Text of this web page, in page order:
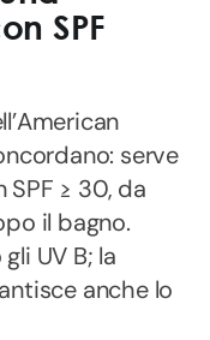
SPF
serve
≥ 30, da
il bagno.
UV B; la
anche lo